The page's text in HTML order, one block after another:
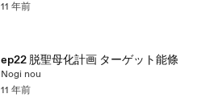
11 年前
ep22 脱聖母化計画 ターゲット能條
Nogi nou
11 年前